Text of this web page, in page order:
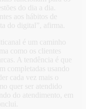
do dia a dia.
aos hábitos de
do digital”, afirma.
é um caminho
como os clientes
A tendência é que
completadas usando
cada vez mais o
quer ser atendido
do atendimento, em